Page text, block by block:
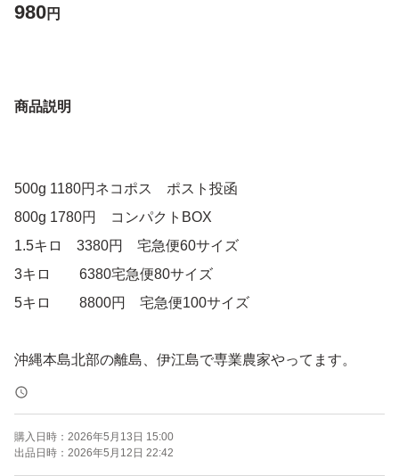
980円
商品説明
500g 1180円ネコポス ポスト投函
800g 1780円 コンパクトBOX
1.5キロ 3380円 宅急便60サイズ
3キロ 6380宅急便80サイズ
5キロ 8800円 宅急便100サイズ
沖縄本島北部の離島、伊江島で専業農家やってます。
伊江島産の島らっきょうは細長く味が良く、市場の評価が
高いです。 沖縄県の他の産地と比べてみて下さい 品
質には自信があります。
購入日時： 2026年5月13日 15:00
出品日時： 2026年5月12日 22:42